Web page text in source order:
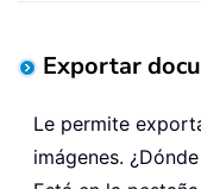
Exportar
Le permite
imágenes.